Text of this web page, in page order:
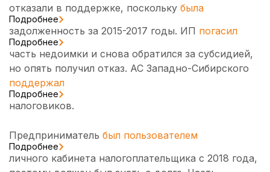
отказали в поддержке, поскольку была
Подробнее
задолженность за 2015-2017 годы. ИП погасил
Подробнее
часть недоимки и снова обратился за субсидией,
но опять получил отказ. АС Западно-Сибирского
поддержал
Подробнее
налоговиков.
Предприниматель был пользователем
Подробнее
личного кабинета налогоплательщика с 2018 года,